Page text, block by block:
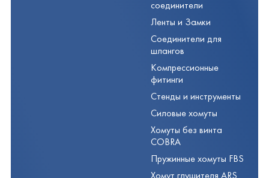
соединители
Ленты и Замки
Соединители для
шлангов
Компрессионные
фитинги
Стенды и инструменты
Силовые хомуты
Хомуты без винта
COBRA
Пружинные хомуты FBS